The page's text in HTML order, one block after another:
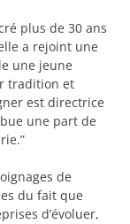
plus de 30 ans
a rejoint une
une jeune
tradition et
est directrice
une part de
de
du fait que
d’évoluer,